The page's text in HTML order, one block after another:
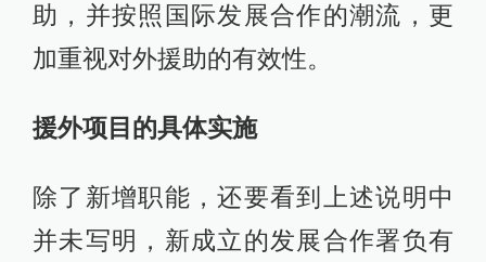
助，并按照国际发展合作的潮流，更
加重视对外援助的有效性。
援外项目的具体实施
除了新增职能，还要看到上述说明中
并未写明，新成立的发展合作署负有